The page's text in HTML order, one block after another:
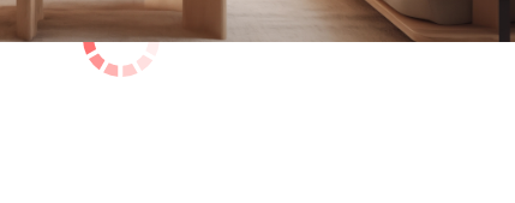
Kollektione
Doppelflügelfenster